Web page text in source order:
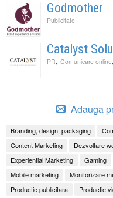
Godmother
Publicitate
Catalyst
PR, Comunicare online,
Adauga
Branding, design, packaging
Content Marketing
Dezvoltare
Experiential Marketing
Gaming
Mobile marketing
Monitorizare
Productie publicitara
Productie